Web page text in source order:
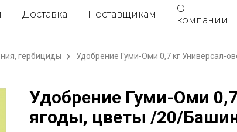
Доставка Поставщикам
О
компании
гербициды Удобрение Гуми-Оми 0,7 кг Универсал-
Удобрение Гуми-Оми
ягоды, цветы /20/